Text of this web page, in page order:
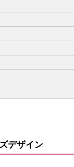
デザイン